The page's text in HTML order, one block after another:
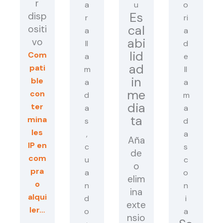
r
disp
ositi
vo
Com
pati
ble
con
ter
mina
les
IP en
com
pra
o
alqui
ler…
Es
cal
abi
lid
ad
in
me
dia
ta
Aña
de
o
elim
ina
exte
nsio